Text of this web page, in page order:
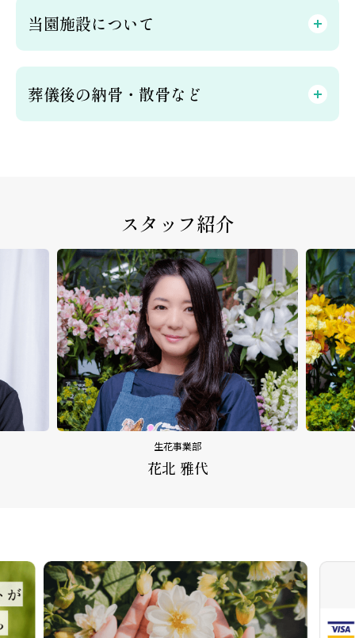
当園施設について
葬儀後の納骨・散骨など
スタッフ紹介
生花事業部
花北 雅代